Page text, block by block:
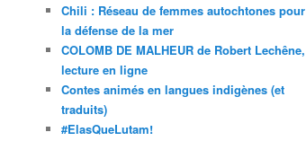
Chili : Réseau de femmes autochtones pour
la défense de la mer
COLOMB DE MALHEUR de Robert Lechêne,
lecture en ligne
Contes animés en langues indigènes (et
traduits)
#ElasQueLutam!